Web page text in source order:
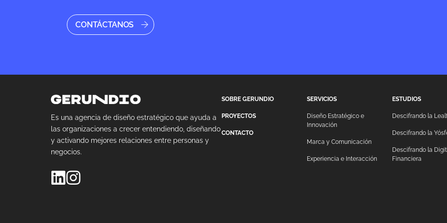
CONTÁCTANOS
Es una agencia de diseño estratégico que ayuda a
las organizaciones a crecer entendiendo, diseñando
y activando mejores relaciones entre personas y
negocios.
SOBRE GERUNDIO
PROYECTOS
CONTACTO
SERVICIOS
Diseño Estratégico e
Innovación
Marca y Comunicación
Experiencia e Interacción
ESTUDIOS
Descifrando la
Descifrando la
Descifrando la
Financiera